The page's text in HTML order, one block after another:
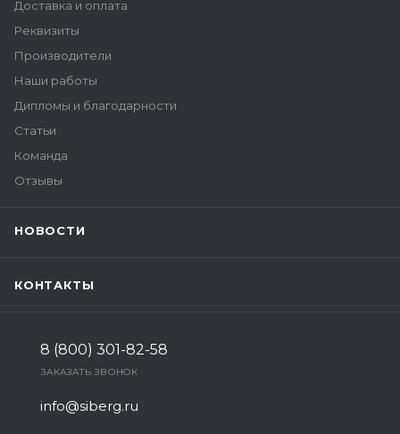
Доставка и оплата
Реквизиты
Производители
Наши работы
Дипломы и благодарности
Статьи
Команда
Отзывы
НОВОСТИ
КОНТАКТЫ
8 (800) 301-82-58
ЗАКАЗАТЬ ЗВОНОК
info@siberg.ru